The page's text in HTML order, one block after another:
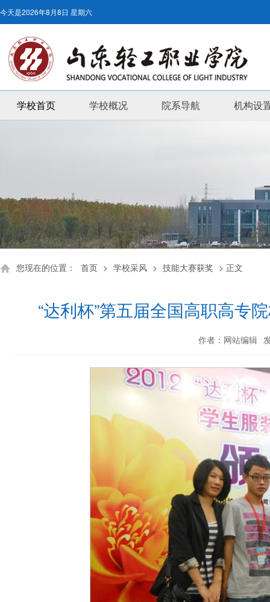
今天是2026年8月8日 星期六
学校首页 学校概况 院系导航 机构设
您现在的位置： 首页 > 学校采风 > 技能大赛获奖 > 正文
深化产教融
“达利杯”第五届全国高职高专
作者：网站编辑